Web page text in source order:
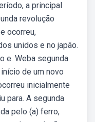
a principal
revolução
ocorreu,
unidos e no japão.
e. Weba segunda
de um novo
inicialmente
para. A segunda
pelo (a) ferro,